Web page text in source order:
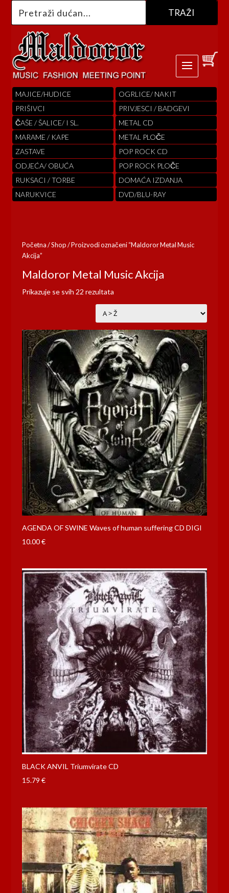
MAJICE/HUDICE
PRIŠIVCI
ČAŠE / ŠALICE/ I SL.
MARAME / KAPE
ZASTAVE
ODJEĆA/ OBUĆA
RUKSACI / TORBE
NARUKVICE
OGRLICE/ NAKIT
PRIVJESCI / BADGEVI
METAL CD
METAL PLOČE
POP ROCK CD
POP ROCK PLOČE
DOMAĆA IZDANJA
DVD/BLU-RAY
Početna/Shop/Proizvodi označeni “Maldoror Metal Music
Akcija”
Maldoror Metal Music Akcija
Prikazuje se svih 22 rezultata
AGENDA OF SWINE Waves of human suffering CD DIGI
10.00€
BLACK ANVIL Triumvirate CD
15.79 €